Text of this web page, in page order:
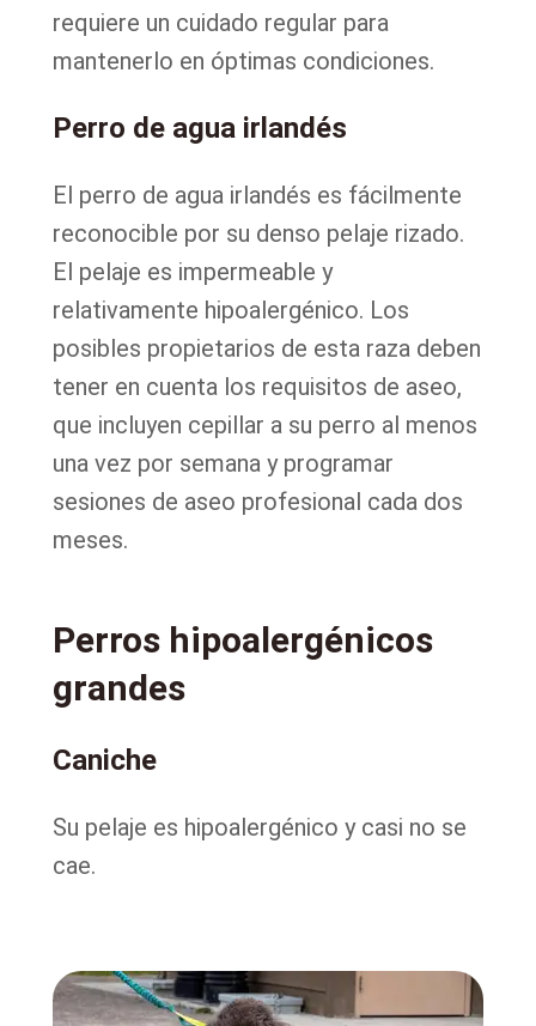
requiere un cuidado regular para
mantenerlo en óptimas condiciones.
Perro de agua irlandés
El perro de agua irlandés es fácilmente
reconocible por su denso pelaje rizado.
El pelaje es impermeable y
relativamente hipoalergénico. Los
posibles propietarios de esta raza deben
tener en cuenta los requisitos de aseo,
que incluyen cepillar a su perro al menos
una vez por semana y programar
sesiones de aseo profesional cada dos
meses.
Perros hipoalergénicos
grandes
Caniche
Su pelaje es hipoalergénico y casi no se
cae.